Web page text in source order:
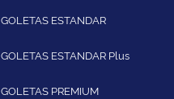
GOLETAS ESTANDAR
GOLETAS ESTANDAR Plus
GOLETAS PREMIUM